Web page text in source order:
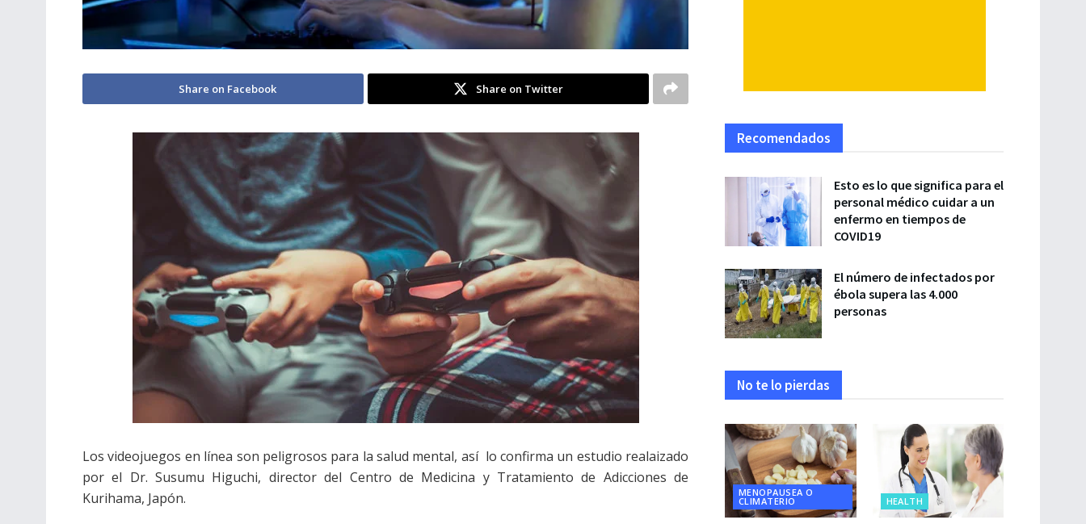
Share on Facebook Share on Twitter
Los videojuegos en línea son peligrosos para la salud mental, así lo confirma un estudio realaizado
por el Dr. Susumu Higuchi, director del Centro de Medicina y Tratamiento de Adicciones de
Kurihama, Japón.
Recomendados
Esto es lo que significa para el
personal médico cuidar a un
enfermo en tiempos de
COVID19
El número de infectados por
ébola supera las 4.000
personas
No te lo pierdas
MENOPAUSEA O
CLIMATERIO HEALTH